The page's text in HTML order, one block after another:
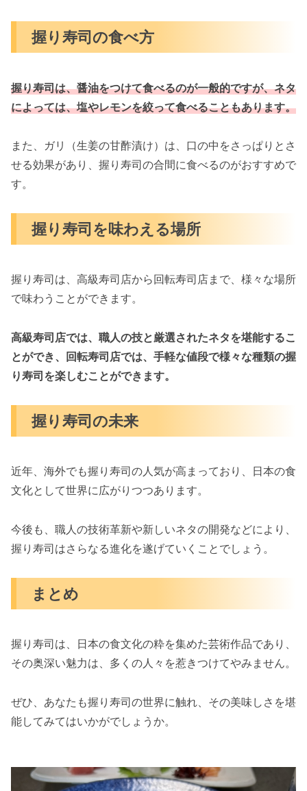
握り寿司の食べ方
握り寿司は、醤油をつけて食べるのが一般的ですが、ネタ
によっては、塩やレモンを絞って食べることもあります。
また、ガリ（生姜の甘酢漬け）は、口の中をさっぱりとさ
せる効果があり、握り寿司の合間に食べるのがおすすめで
す。
握り寿司を味わえる場所
握り寿司は、高級寿司店から回転寿司店まで、様々な場所
で味わうことができます。
高級寿司店では、職人の技と厳選されたネタを堪能するこ
とができ、回転寿司店では、手軽な値段で様々な種類の握
り寿司を楽しむことができます。
握り寿司の未来
近年、海外でも握り寿司の人気が高まっており、日本の食
文化として世界に広がりつつあります。
今後も、職人の技術革新や新しいネタの開発などにより、
握り寿司はさらなる進化を遂げていくことでしょう。
まとめ
握り寿司は、日本の食文化の粋を集めた芸術作品であり、
その奥深い魅力は、多くの人々を惹きつけてやみません。
ぜひ、あなたも握り寿司の世界に触れ、その美味しさを堪
能してみてはいかがでしょうか。